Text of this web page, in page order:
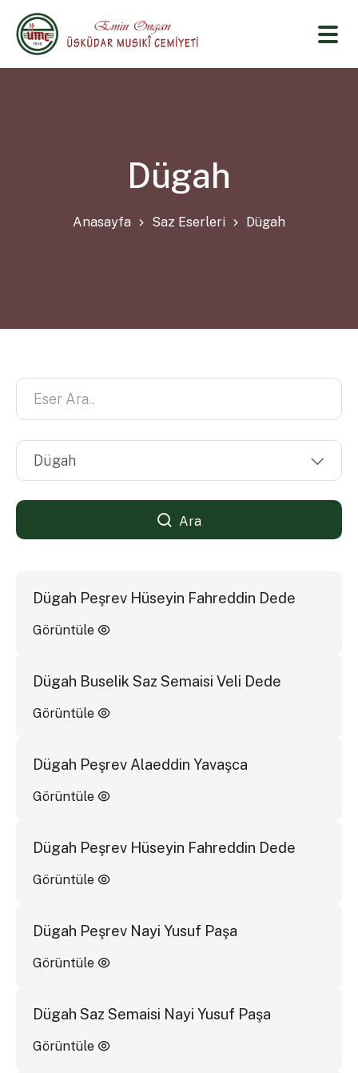
Dügah
Anasayfa Saz Eserleri Dügah
Ara
Dügah Peşrev Hüseyin Fahreddin Dede
Görüntüle
Dügah Buselik Saz Semaisi Veli Dede
Görüntüle
Dügah Peşrev Alaeddin Yavaşca
Görüntüle
Dügah Peşrev Hüseyin Fahreddin Dede
Görüntüle
Dügah Peşrev Nayi Yusuf Paşa
Görüntüle
Dügah Saz Semaisi Nayi Yusuf Paşa
Görüntüle